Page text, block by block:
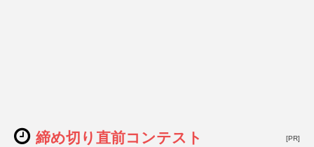
締め切り直前コンテスト [PR]